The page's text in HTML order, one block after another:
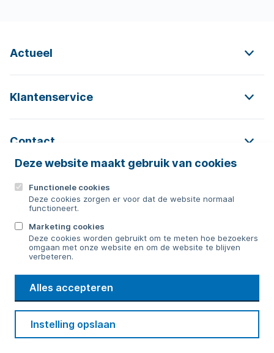
Deze website maakt gebruik van cookies
Functionele cookies
Deze cookies zorgen er voor dat de website normaal
functioneert.
Marketing cookies
Deze cookies worden gebruikt om te meten hoe bezoekers
omgaan met onze website en om de website te blijven
verbeteren.
Alles accepteren
Instelling opslaan
Actueel
Klantenservice
Contact
Contact
Bericht sturen
WMD
Drinkwater
Cookie voorkeuren
Privacy Disclaimer